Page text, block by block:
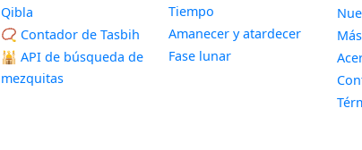
Qibla
📿 Contador de Tasbih
🕌 API de búsqueda de
mezquitas
Tiempo
Amanecer y atardecerWidget
Fase lunarWidget